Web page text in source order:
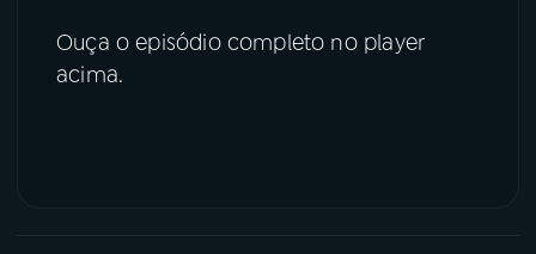
Ouça o episódio completo no player
acima.